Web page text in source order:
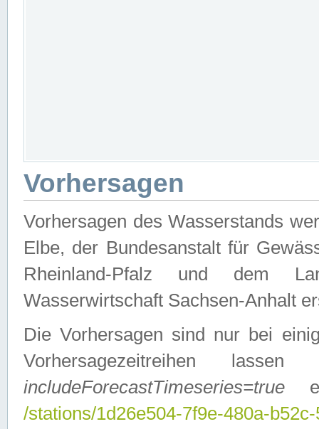
Vorhersagen
Vorhersagen des Wasserstands
Elbe, der Bundesanstalt für
Rheinland-Pfalz und dem
Wasserwirtschaft Sachsen-Anhalt
Die Vorhersagen sind nur bei
Vorhersagezeitreihen
includeForecastTimeseries=true
/stations/1d26e504-7f9e-480a-